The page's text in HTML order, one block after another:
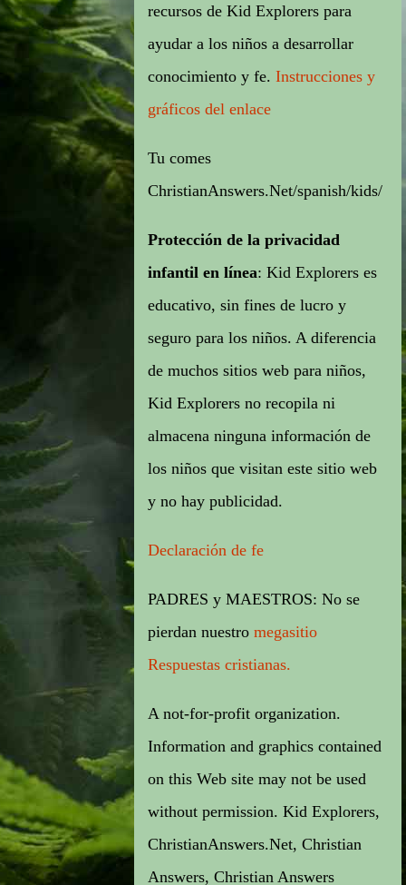
recursos de Kid Explorers para
ayudar a los niños a desarrollar
conocimiento y fe. Instrucciones y
gráficos del enlace
Tu comes
ChristianAnswers.Net/spanish/kids/
Protección de la privacidad
infantil en línea: Kid Explorers es
educativo, sin fines de lucro y
seguro para los niños. A diferencia
de muchos sitios web para niños,
Kid Explorers no recopila ni
almacena ninguna información de
los niños que visitan este sitio web
y no hay publicidad.
Declaración de fe
PADRES y MAESTROS: No se
pierdan nuestro megasitio
Respuestas cristianas.
A not-for-profit organization.
Information and graphics contained
on this Web site may not be used
without permission. Kid Explorers,
ChristianAnswers.Net, Christian
Answers, Christian Answers